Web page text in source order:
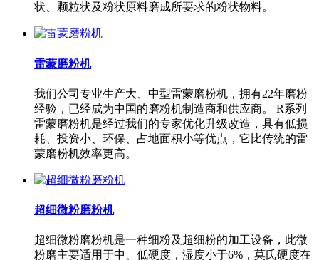
状、颗粒状及粉状原料磨成所要求的粉状物料。
雷蒙磨粉机
我们公司专业生产大、中型雷蒙磨粉机，拥有22年磨粉
经验，已经成为中国的磨粉机制造商和供应商。 R系列
雷蒙磨粉机是经过我们的专家优化升级改造，具有低损
耗、投资小、环保、占地面积小等优点，它比传统的雷
蒙磨粉机效率更高。
超细微粉磨粉机
超细微粉磨粉机是一种细粉及超细粉的加工设备，此微
粉磨主要适用于中、低硬度，湿度小于6%，莫氏硬度在